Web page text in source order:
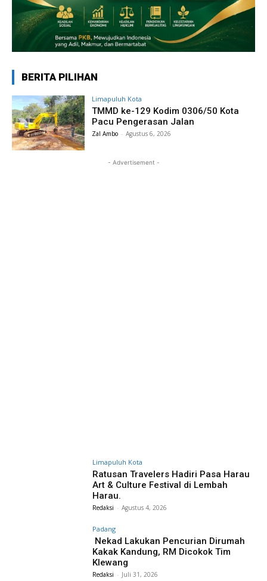
BERITA PILIHAN
Limapuluh Kota
TMMD ke-129 Kodim 0306/50 Kota
Pacu Pengerasan Jalan
Zal Ambo - Agustus 6, 2026
- Advertisement -
Limapuluh Kota
Ratusan Travelers Hadiri Pasa Harau
Art & Culture Festival di Lembah
Harau.
Redaksi - Agustus 4, 2026
Padang
Nekad Lakukan Pencurian Dirumah
Kakak Kandung, RM Dicokok Tim
Klewang
Redaksi - Juli 31, 2026